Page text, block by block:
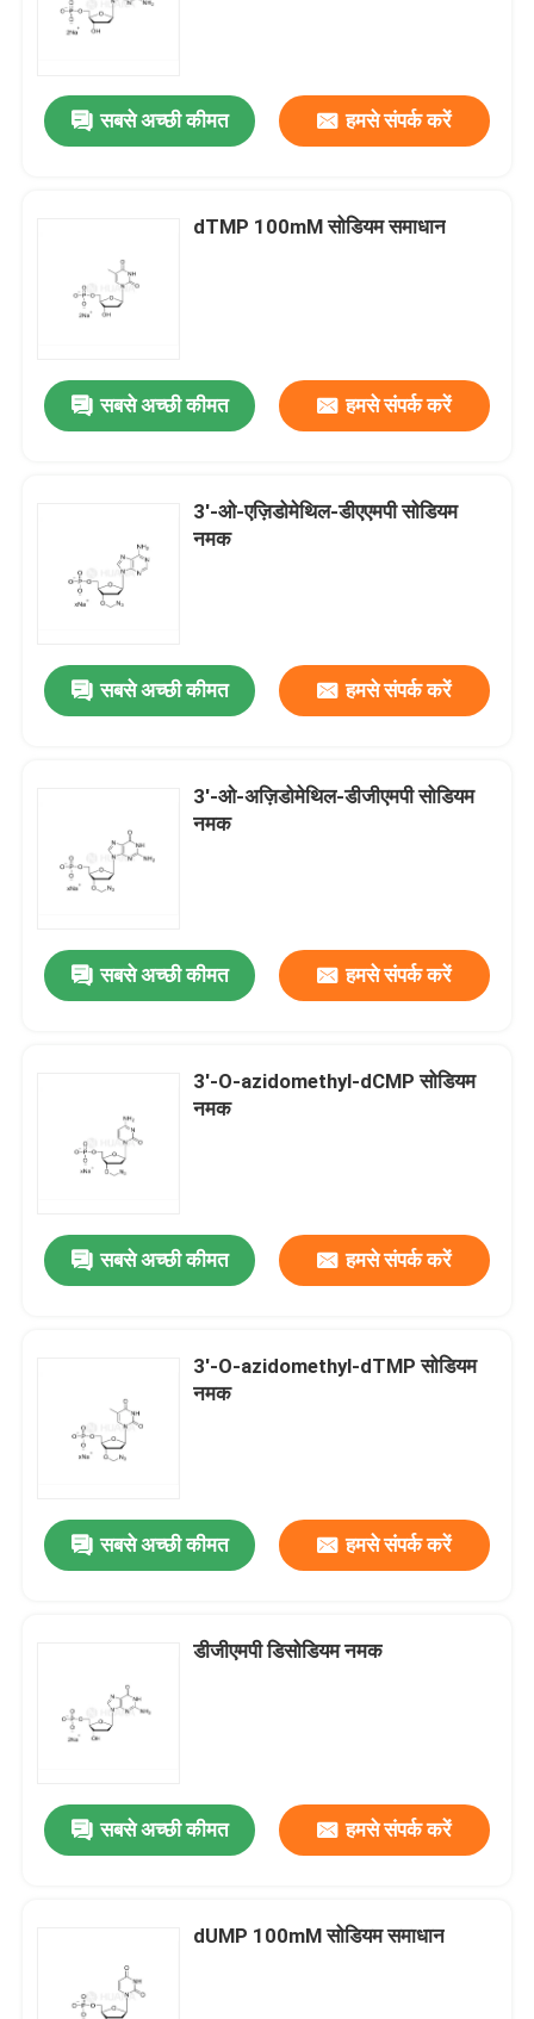
हमारे बारे में
गुणवत्ता नियंत्रण
समाचार
फॉस्फोरामिडाइट्स
सबसे अच्छी कीमत हमसे संपर्क करें
dTMP 100mM सोडियम समाधान
सबसे अच्छी कीमत हमसे संपर्क करें
3′-ओ-एज़िडोमेथिल-डीएएमपी सोडियम
नमक
सबसे अच्छी कीमत हमसे संपर्क करें
3′-ओ-अज़िडोमेथिल-डीजीएमपी सोडियम
नमक
सबसे अच्छी कीमत हमसे संपर्क करें
3′-O-azidomethyl-dCMP सोडियम
नमक
सबसे अच्छी कीमत हमसे संपर्क करें
3′-O-azidomethyl-dTMP सोडियम
नमक
सबसे अच्छी कीमत हमसे संपर्क करें
डीजीएमपी डिसोडियम नमक
सबसे अच्छी कीमत हमसे संपर्क करें
dUMP 100mM सोडियम समाधान